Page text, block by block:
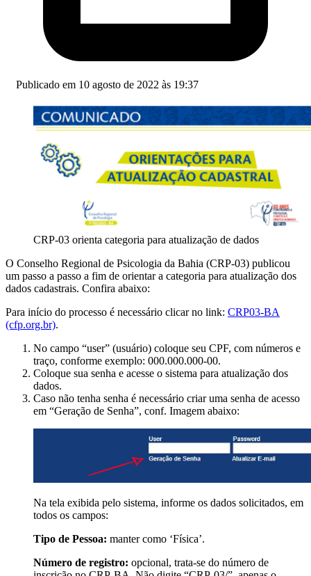
Publicado em 10 agosto de 2022 às 19:37
CRP-03 orienta categoria para atualização de dados
O Conselho Regional de Psicologia da Bahia (CRP-03) publicou
um passo a passo a fim de orientar a categoria para atualização dos
dados cadastrais. Confira abaixo:
Para início do processo é necessário clicar no link: CRP03-BA
(cfp.org.br).
No campo “user” (usuário) coloque seu CPF, com números e
traço, conforme exemplo: 000.000.000-00.
Coloque sua senha e acesse o sistema para atualização dos
dados.
Caso não tenha senha é necessário criar uma senha de acesso
em “Geração de Senha”, conf. Imagem abaixo:
Na tela exibida pelo sistema, informe os dados solicitados, em
todos os campos:
Tipo de Pessoa: manter como ‘Física’.
Número de registro: opcional, trata-se do número de